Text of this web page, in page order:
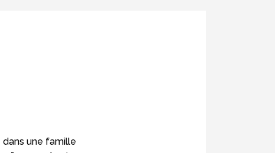
une famille